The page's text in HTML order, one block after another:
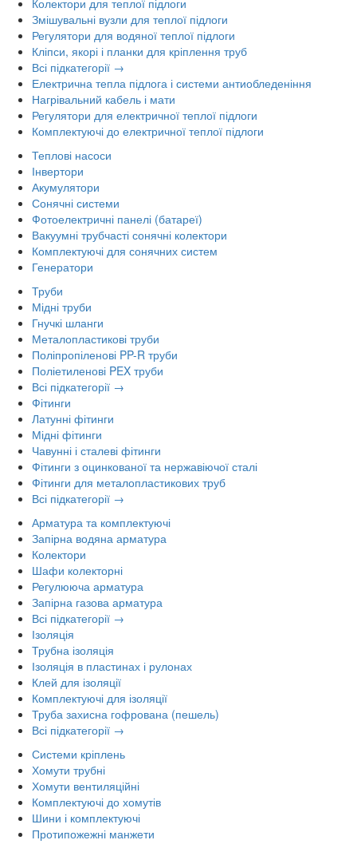
Змішувальні вузли для теплої підлоги
Регулятори для водяної теплої підлоги
Кліпси, якорі і планки для кріплення труб
Всі підкатегорії →
Електрична тепла підлога і системи антиобледеніння
Нагрівальний кабель і мати
Регулятори для електричної теплої підлоги
Комплектуючі до електричної теплої підлоги
Теплові насоси
Інвертори
Акумулятори
Сонячні системи
Фотоелектричні панелі (батареї)
Вакуумні трубчасті сонячні колектори
Комплектуючі для сонячних систем
Генератори
Труби
Мідні труби
Гнучкі шланги
Металопластикові труби
Поліпропіленові PP-R труби
Поліетиленові PEX труби
Всі підкатегорії →
Фітинги
Латунні фітинги
Мідні фітинги
Чавунні і сталеві фітинги
Фітинги з оцинкованої та нержавіючої сталі
Фітинги для металопластикових труб
Всі підкатегорії →
Арматура та комплектуючі
Запірна водяна арматура
Колектори
Шафи колекторні
Регулююча арматура
Запірна газова арматура
Всі підкатегорії →
Ізоляція
Трубна ізоляція
Ізоляція в пластинах і рулонах
Клей для ізоляції
Комплектуючі для ізоляції
Труба захисна гофрована (пешель)
Всі підкатегорії →
Системи кріплень
Хомути трубні
Хомути вентиляційні
Комплектуючі до хомутів
Шини і комплектуючі
Протипожежні манжети